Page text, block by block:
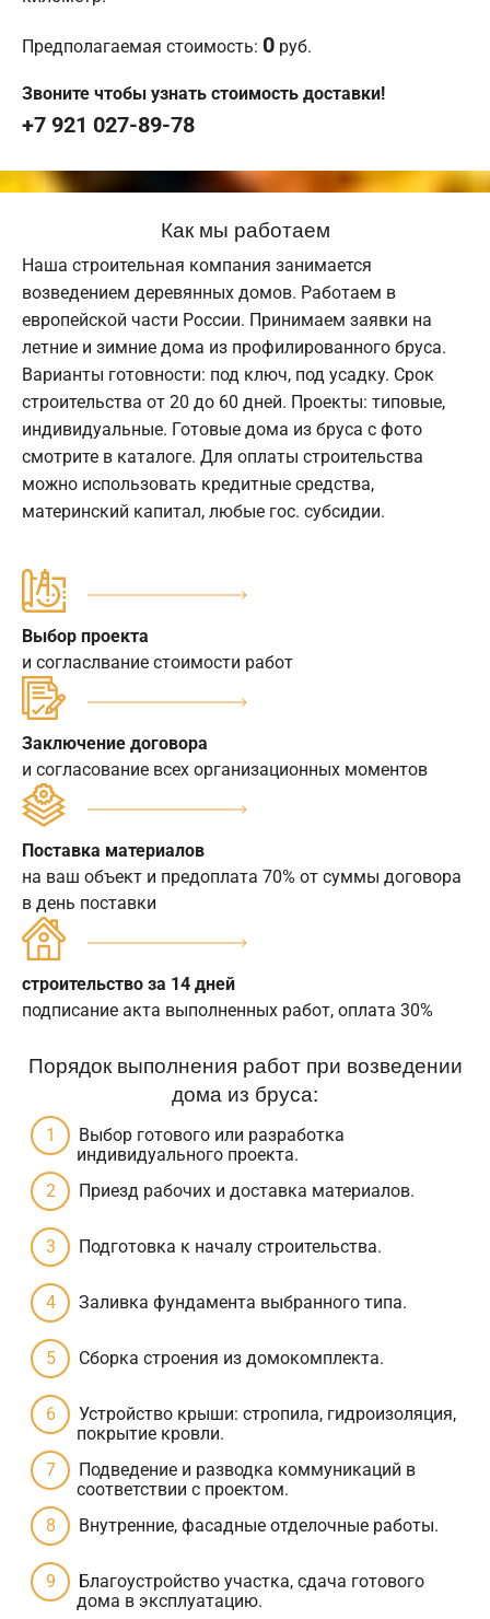
Предполагаемая стоимость: 0 руб.
Звоните чтобы узнать стоимость доставки!
+7 921 027-89-78
Как мы работаем
Наша строительная компания занимается
возведением деревянных домов. Работаем в
европейской части России. Принимаем заявки на
летние и зимние дома из профилированного бруса.
Варианты готовности: под ключ, под усадку. Срок
строительства от 20 до 60 дней. Проекты: типовые,
индивидуальные. Готовые дома из бруса с фото
смотрите в каталоге. Для оплаты строительства
можно использовать кредитные средства,
материнский капитал, любые гос. субсидии.
Выбор проекта
и согласлвание стоимости работ
Заключение договора
и согласование всех организационных моментов
Поставка материалов
на ваш объект и предоплата 70% от суммы договора
в день поставки
строительство за 14 дней
подписание акта выполненных работ, оплата 30%
Порядок выполнения работ при возведении
дома из бруса:
Выбор готового или разработка
индивидуального проекта.
Приезд рабочих и доставка материалов.
Подготовка к началу строительства.
Заливка фундамента выбранного типа.
Сборка строения из домокомплекта.
Устройство крыши: стропила, гидроизоляция,
покрытие кровли.
Подведение и разводка коммуникаций в
соответствии с проектом.
Внутренние, фасадные отделочные работы.
Благоустройство участка, сдача готового
дома в эксплуатацию.